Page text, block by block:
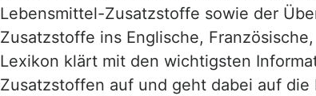
Lebensmittel-Zusatzstoffe sowie der
Zusatzstoffe ins Englische,
Lexikon klärt mit den wichtigsten
Zusatzstoffen auf und geht dabei auf die